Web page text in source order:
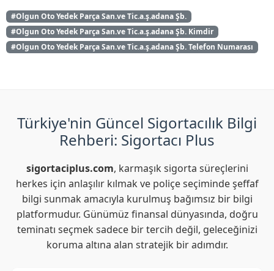
#Olgun Oto Yedek Parça San.ve Tic.a.ş.adana Şb.
#Olgun Oto Yedek Parça San.ve Tic.a.ş.adana Şb. Kimdir
#Olgun Oto Yedek Parça San.ve Tic.a.ş.adana Şb. Telefon Numarası
Türkiye'nin Güncel Sigortacılık Bilgi
Rehberi: Sigortacı Plus
sigortaciplus.com, karmaşık sigorta süreçlerini
herkes için anlaşılır kılmak ve poliçe seçiminde şeffaf
bilgi sunmak amacıyla kurulmuş bağımsız bir bilgi
platformudur. Günümüz finansal dünyasında, doğru
teminatı seçmek sadece bir tercih değil, geleceğinizi
koruma altına alan stratejik bir adımdır.